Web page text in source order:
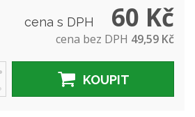
cena s DPH 60 Kč
cena bez DPH 49,59 Kč
KOUPIT